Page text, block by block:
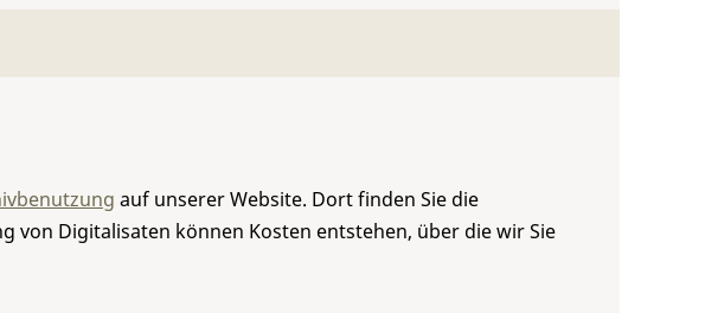
auf unserer Website. Dort finden Sie die
Digitalisaten können Kosten entstehen, über die wir Sie